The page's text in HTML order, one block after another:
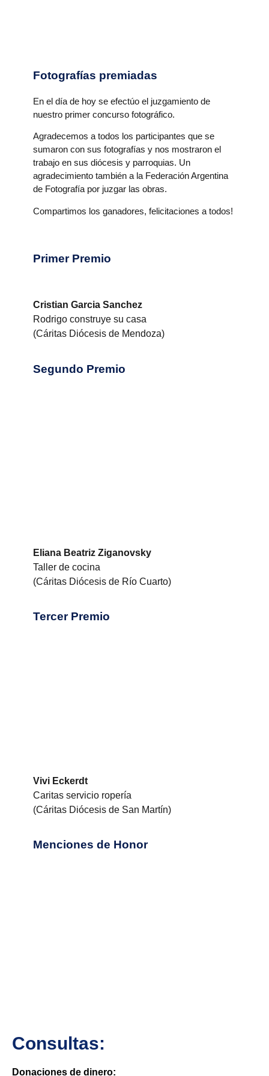
Fotografías premiadas
En el día de hoy se efectúo el juzgamiento de
nuestro primer concurso fotográfico.
Agradecemos a todos los participantes que se
sumaron con sus fotografías y nos mostraron el
trabajo en sus diócesis y parroquias. Un
agradecimiento también a la Federación Argentina
de Fotografía por juzgar las obras.
Compartimos los ganadores, felicitaciones a todos!
Primer Premio
Cristian Garcia Sanchez
Rodrigo construye su casa
(Cáritas Diócesis de Mendoza)
Segundo Premio
Eliana Beatriz Ziganovsky
Taller de cocina
(Cáritas Diócesis de Río Cuarto)
Tercer Premio
Vivi Eckerdt
Caritas servicio ropería
(Cáritas Diócesis de San Martín)
Menciones de Honor
Consultas:
Donaciones de dinero: